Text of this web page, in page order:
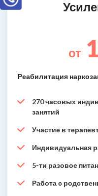
от
Реабилитация
270 часовых
занятий
Участие в
Индивидуальная
5-ти разовое
Работа с